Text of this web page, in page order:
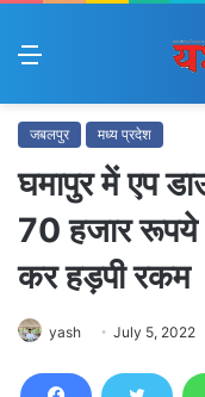
Menu
जबलपुर मध्य प्रदेश
घमापुर में एप
70 हजार
कर हड़पी रकम
yash July 5, 2022